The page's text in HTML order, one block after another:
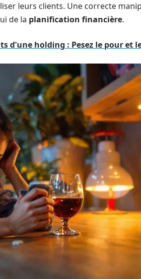
leurs clients. Une correcte
de la planification financière.
d'une holding : Pesez le pour et